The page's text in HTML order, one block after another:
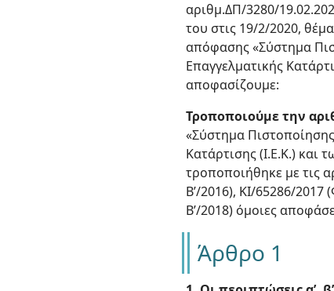
αριθμ.ΔΠ/3280/
του στις 19/2/2020,
απόφασης «Σύστημα
Επαγγελματικής
αποφασίζουμε:
Τροποποιούμε την
«Σύστημα
Κατάρτισης (Ι.Ε.Κ.) και
τροποποιήθηκε με τις
Β’/2016), ΚΙ/65286/
Β’/2018) όμοιες
Άρθρο 1